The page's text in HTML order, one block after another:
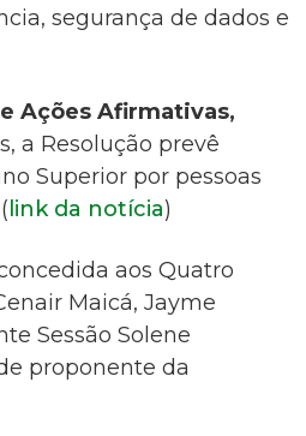
segurança de dados e
Ações Afirmativas,
a Resolução prevê
Superior por pessoas
link da notícia)
aos Quatro
Maicá, Jayme
Sessão Solene
proponente da